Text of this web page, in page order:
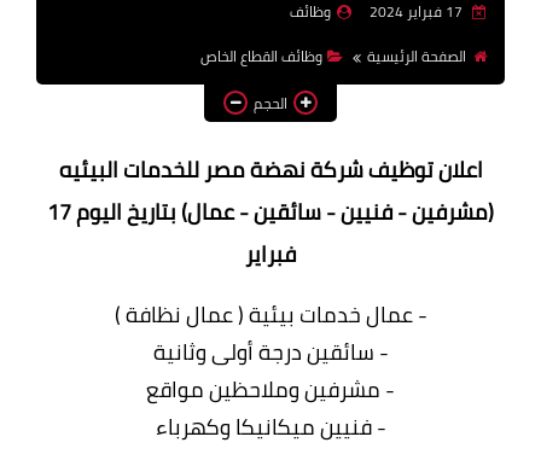
بالجامعات والمعاهد
اخبار
وظائف
الصفحة الرئيسية
وظائف القطاع الخاص
الحجم
اعلان توظيف شركة نهضة مصر للخدمات البيئيه
(مشرفين - فنيين - سائقين - عمال) بتاريخ اليوم 17
فبراير
- عمال خدمات بيئية ( عمال نظافة )
- سائقين درجة أولى وثانية
- مشرفين وملاحظين مواقع
- فنيين ميكانيكا وكهرباء